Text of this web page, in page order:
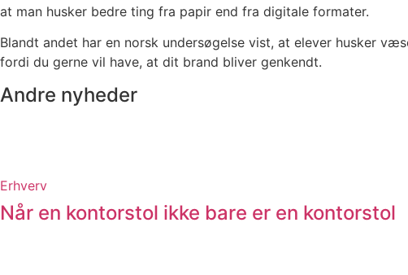
at man husker bedre ting fra papir end fra digitale formater.
Blandt andet har en norsk undersøgelse vist, at elever husker
fordi du gerne vil have, at dit brand bliver genkendt.
Andre nyheder
Erhverv
Når en kontorstol ikke bare er en kontorstol